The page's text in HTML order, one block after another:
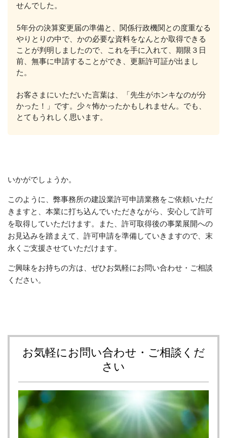
せんでした。
5年分の決算変更届の準備と、関係行政機関との度重なる
やりとりの中で、かの必要な資料をなんとか取得できる
ことが判明しましたので、これを手に入れて、期限３日
前、無事に申請することができ、更新許可証が出まし
た。
お客さまにいただいた言葉は、「先生がホンキなのが分
かった！」です。少々怖かったかもしれません。でも、
とてもうれしく思います。
いかがでしょうか。
このように、弊事務所の建設業許可申請業務をご依頼いただ
きますと、本業に打ち込んでいただきながら、安心して許可
を取得していただけます。また、許可取得後の事業展開への
お見込みを踏まえて、許可申請を準備していきますので、末
永くご支援させていただけます。
ご興味をお持ちの方は、ぜひお気軽にお問い合わせ・ご相談
ください。
お気軽にお問い合わせ・ご相談くだ
さい